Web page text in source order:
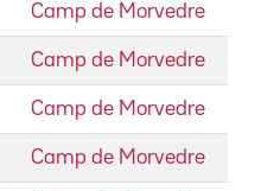
Camp de Morvedre
Camp de Morvedre
Camp de Morvedre
Camp de Morvedre